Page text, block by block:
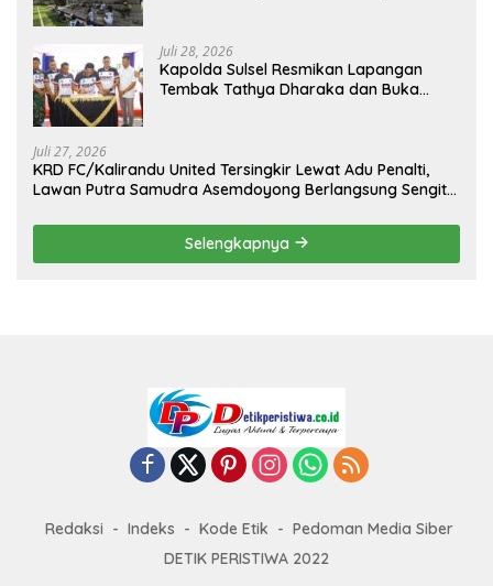
Juli 28, 2026
Kapolda Sulsel Resmikan Lapangan
Tembak Tathya Dharaka dan Buka
Juli 27, 2026
KRD FC/Kalirandu United Tersingkir Lewat Adu Penalti,
Lawan Putra Samudra Asemdoyong Berlangsung Sengit
Selengkapnya
Redaksi Indeks Kode Etik
Pedoman Media Siber
DETIK PERISTIWA 2022